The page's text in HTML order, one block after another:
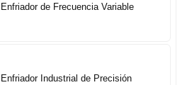
Enfriador de Frecuencia Variable
Enfriador Industrial de Precisión